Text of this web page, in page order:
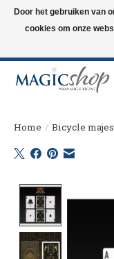
Altijd de nieuwste trucs op
Langskomen in onze
Home / Bicycle
Door het gebruiken van
cookies om onze